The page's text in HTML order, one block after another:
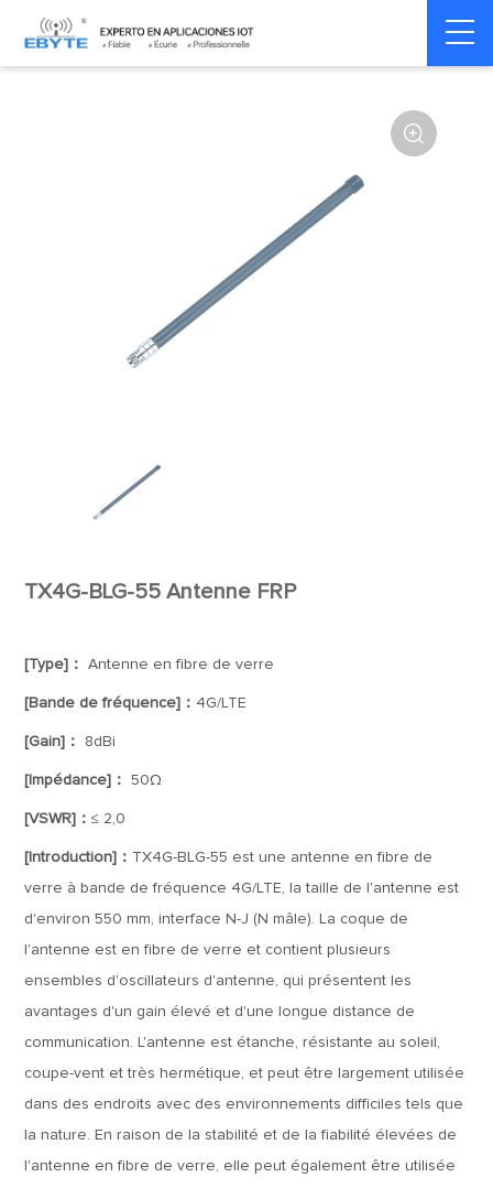
Home > Accessoires > Antenna

TX4G-BLG-55 Antenne FRP
[Type]： Antenne en fibre de verre
[Bande de fréquence]： 4G/LTE
[Gain]： 8dBi
[Impédance]： 50Ω
[VSWR]：≤ 2,0
[Introduction]： TX4G-BLG-55 est une antenne en fibre de
verre à bande de fréquence 4G/LTE, la taille de l'antenne est
d'environ 550 mm, interface N-J (N mâle). La coque de
l'antenne est en fibre de verre et contient plusieurs
ensembles d'oscillateurs d'antenne, qui présentent les
avantages d'un gain élevé et d'une longue distance de
communication. L'antenne est étanche, résistante au soleil,
coupe-vent et très hermétique, et peut être largement utilisée
dans des endroits avec des environnements difficiles tels que
la nature. En raison de la stabilité et de la fiabilité élevées de
l'antenne en fibre de verre, elle peut également être utilisée